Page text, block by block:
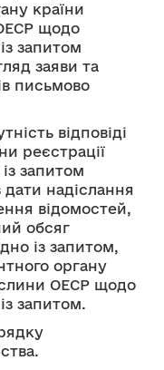
країни
щодо
запитом
заяви та
письмово
відповіді
реєстрації
запитом
надіслання
відомостей,
обсяг
із запитом,
органу
ОЕСР щодо
запитом.